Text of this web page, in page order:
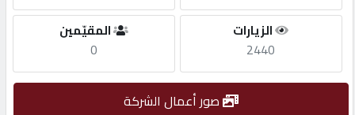
الاحصائيات
الأقسام
المقيّمين
0
الزيارات
2440
صور أعمال الشركة